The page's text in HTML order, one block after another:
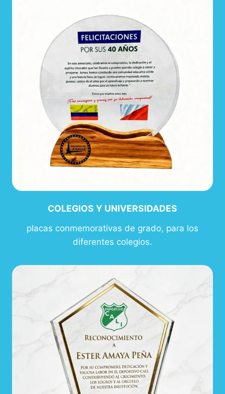
COLEGIOS Y UNIVERSIDADES
placas conmemorativas de grado, para los
diferentes colegios.